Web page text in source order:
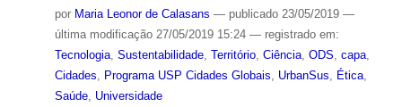
por Maria Leonor de Calasans — publicado23/05/2019 —
última modificação27/05/2019 15:24 — registrado em:
Tecnologia, Sustentabilidade, Território, Ciência, ODS, capa,
Cidades, Programa USP Cidades Globais, UrbanSus, Ética,
Saúde, Universidade